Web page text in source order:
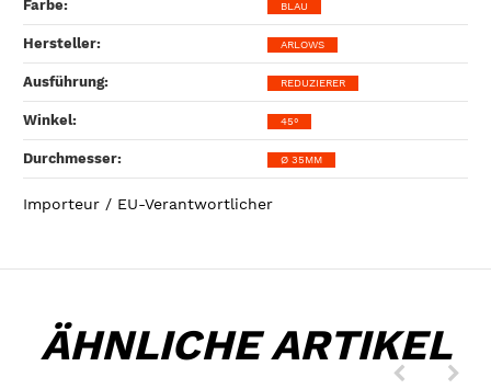
Farbe‍: BLAU
Hersteller‍: ARLOWS
Ausführung‍: REDUZIERER
Winkel‍: 45°
Durchmesser‍: Ø 35MM
Importeur / EU-Verantwortlicher
ÄHNLICHE ARTIKEL